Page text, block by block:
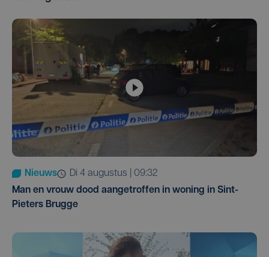
Nieuws
di 4 augustus | 09:32
Man en vrouw dood aangetroffen in woning in Sint-
Pieters Brugge